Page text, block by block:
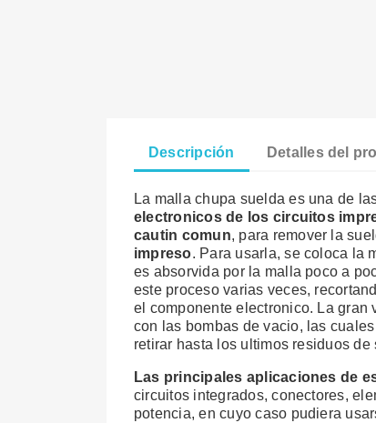
Descripción Detalles del
La malla chupa suelda es una de
electronicos de los circuitos
cautin comun, para remover la
impreso. Para usarla, se coloca la
es absorvida por la malla poco a
este proceso varias veces,
el componente electronico. La gran
con las bombas de vacio, las
retirar hasta los ultimos residuos
Las principales aplicaciones de
circuitos integrados, conectores,
potencia, en cuyo caso pudiera